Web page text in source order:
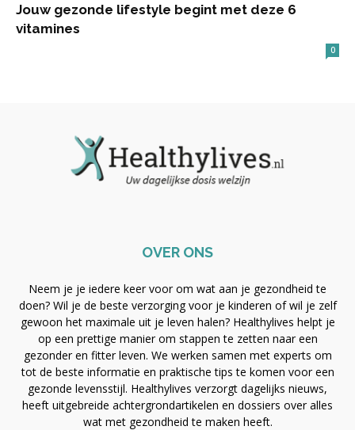
Jouw gezonde lifestyle begint met deze 6
vitamines
0
OVER ONS
Neem je je iedere keer voor om wat aan je gezondheid te
doen? Wil je de beste verzorging voor je kinderen of wil je zelf
gewoon het maximale uit je leven halen? Healthylives helpt je
op een prettige manier om stappen te zetten naar een
gezonder en fitter leven. We werken samen met experts om
tot de beste informatie en praktische tips te komen voor een
gezonde levensstijl. Healthylives verzorgt dagelijks nieuws,
heeft uitgebreide achtergrondartikelen en dossiers over alles
wat met gezondheid te maken heeft.